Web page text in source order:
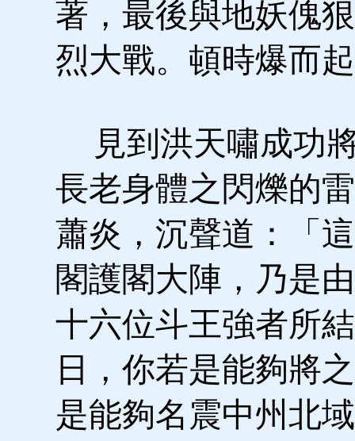
著，最後與地妖傀
烈大戰。頓時爆而
見到洪天嘯成功
長老身體之閃爍的
蕭炎，沉聲道：「
閣護閣大陣，乃是
十六位斗王強者所
日，你若是能夠將
是能夠名震中州北